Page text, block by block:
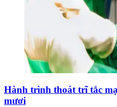
Hành trình thoát trĩ tắc
mươi